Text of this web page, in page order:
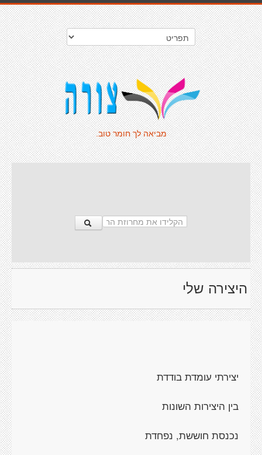
מביאה לך חומר טוב.
היצירה שלי
יצירתי עומדת בודדת
בין היצירות השונות
נכנסת חוששת, נפחדת